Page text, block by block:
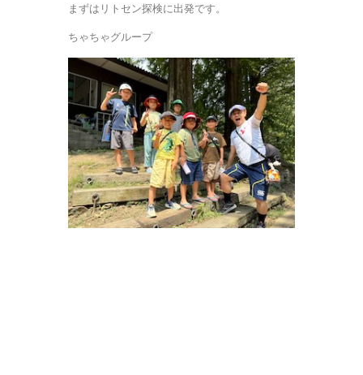
まずはリトセン探検に出発です。
ちゃちゃグループ